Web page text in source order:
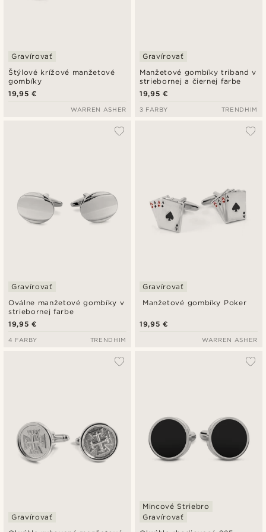
Štýlové krížové manžetové
gombíky
Gravírovať
19,95 €
WARREN ASHER
Manžetové gombíky triband v
striebornej a čiernej farbe
Gravírovať
19,95 €
3 FARBY TRENDHIM
Oválne manžetové gombíky v
striebornej farbe
Gravírovať
19,95 €
4 FARBY TRENDHIM
Manžetové gombíky Poker
Gravírovať
19,95 €
WARREN ASHER
Gravírovať
Mincové Striebro
Gravírovať